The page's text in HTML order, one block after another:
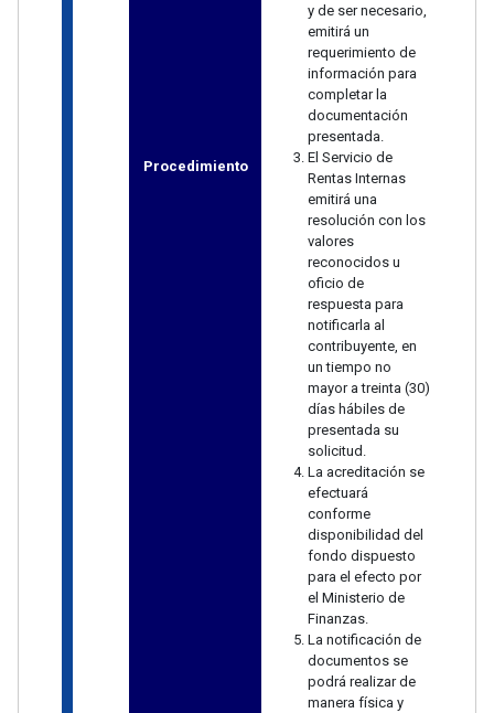
Procedimiento
y de ser necesario,
emitirá un
requerimiento de
información para
completar la
documentación
presentada.
El Servicio de
Rentas Internas
emitirá una
resolución con los
valores
reconocidos u
oficio de
respuesta para
notificarla al
contribuyente, en
un tiempo no
mayor a treinta (30)
días hábiles de
presentada su
solicitud.
La acreditación se
efectuará
conforme
disponibilidad del
fondo dispuesto
para el efecto por
el Ministerio de
Finanzas.
La notificación de
documentos se
podrá realizar de
manera física y